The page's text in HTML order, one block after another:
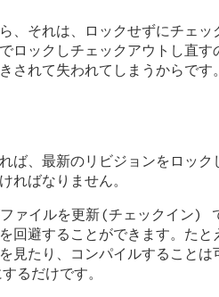
、それは、ロックせずにチェ
ロックしチェックアウトし直
されて失われてしまうからで
ば、最新のリビジョンをロッ
ればなりません。
ァイルを更新(チェックイン)
回避することができます。た
見たり、コンパイルすること
るだけです。